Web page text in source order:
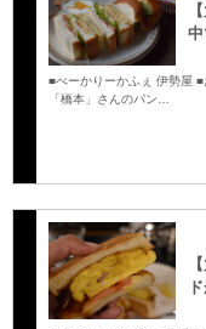
■べーかりーかふぇ 伊勢屋
「橋本」さんのパン…